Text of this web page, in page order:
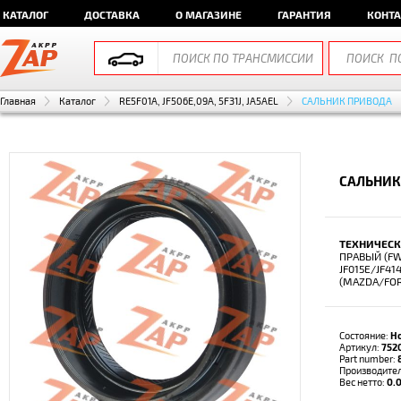
КАТАЛОГ ДОСТАВКА О МАГАЗИНЕ ГАРАНТИЯ
Главная Каталог RE5F01A, JF506E,09A, 5F31J, JA5AEL САЛЬНИК ПРИВОДА
САЛЬНИК
ПРАВЫЙ
JF015E/
(MAZDA/
Состояние:
Артикул:
Part number:
Вес нетто: